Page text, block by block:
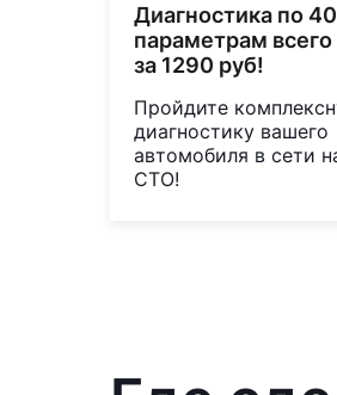
Диагностика по 40
параметрам всего
за 1290 руб!
Пройдите
диагностику вашего
автомобиля в сети
СТО!